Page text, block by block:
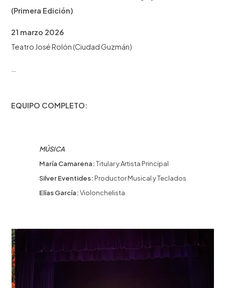
(Primera Edición)
21 marzo 2026
Teatro José Rolón (Ciudad Guzmán)
EQUIPO COMPLETO:
MÚSICA
María Camarena:Titular y Artista Principal
Silver Eventides: Productor Musical y Teclados
Elías García:Violonchelista